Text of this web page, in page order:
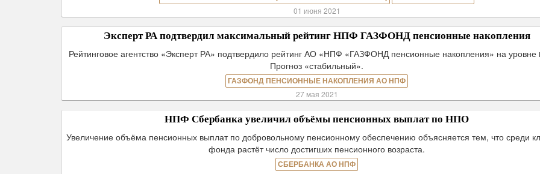
01 июня 2021
Эксперт РА подтвердил максимальный рейтинг НПФ ГАЗФОНД пенсионные накопления
Рейтинговое агентство «Эксперт РА» подтвердило рейтинг АО «НПФ «ГАЗФОНД пенсионные накопления» на
Прогноз «стабильный».
ГАЗФОНД ПЕНСИОННЫЕ НАКОПЛЕНИЯ АО НПФ
27 мая 2021
НПФ Сбербанка увеличил объёмы пенсионных выплат по НПО
Увеличение объёма пенсионных выплат по добровольному пенсионному обеспечению объясняется тем, что среди
фонда растёт число достигших пенсионного возраста.
СБЕРБАНКА АО НПФ